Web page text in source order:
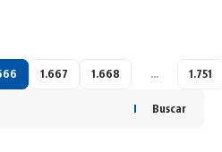
1.667 1.668 … 1.751
Buscar